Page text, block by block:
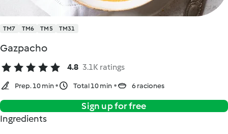
TM7 TM6 TM5 TM31
Gazpacho
4.8 3.1K ratings
Prep. 10 min Total 10 min 6 raciones
Sign up for free
Ingredients